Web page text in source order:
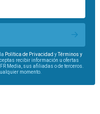
Política de Privacidad yTérminos y
recibir información u ofertas
Media, sus afiliadas o de terceros.
momento.